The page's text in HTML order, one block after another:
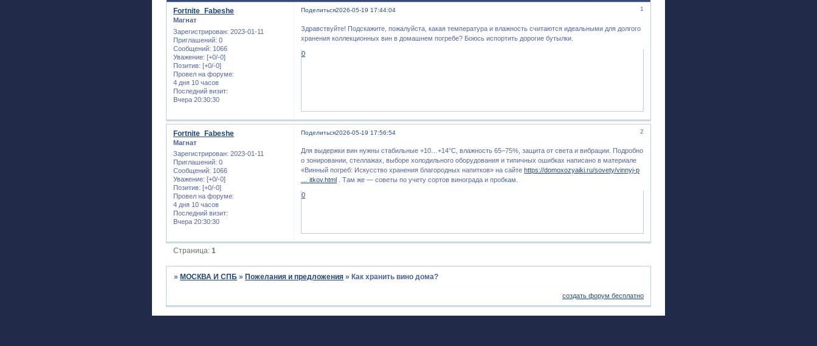
Поделиться 1
2026-05-19 17:44:04
Fortnite_Fabeshe
Магнат
Зарегистрирован: 2023-01-11
Приглашений: 0
Сообщений: 1066
Уважение: [+0/-0]
Позитив: [+0/-0]
Провел на форуме:
4 дня 10 часов
Последний визит:
Вчера 20:30:30
Здравствуйте! Подскажите, пожалуйста, какая температура и влажность считаются идеальными для долгого
хранения коллекционных вин в домашнем погребе? Боюсь испортить дорогие бутылки.
0
Поделиться 2
2026-05-19 17:56:54
Fortnite_Fabeshe
Магнат
Зарегистрирован: 2023-01-11
Приглашений: 0
Сообщений: 1066
Уважение: [+0/-0]
Позитив: [+0/-0]
Провел на форуме:
4 дня 10 часов
Последний визит:
Вчера 20:30:30
Для выдержки вин нужны стабильные +10…+14°C, влажность 65–75%, защита от света и вибрации. Подробно
о зонировании, стеллажах, выборе холодильного оборудования и типичных ошибках написано в материале
«Винный погреб: Искусство хранения благородных напитков» на сайте https://domoxozyaiki.ru/sovety/vinnyj-p
… itkov.html
. Там же — советы по учету сортов винограда и пробкам.
0
Страница:1
»МОСКВА И СПБ »Пожелания и предложения »Как хранить вино дома?
создать форум бесплатно